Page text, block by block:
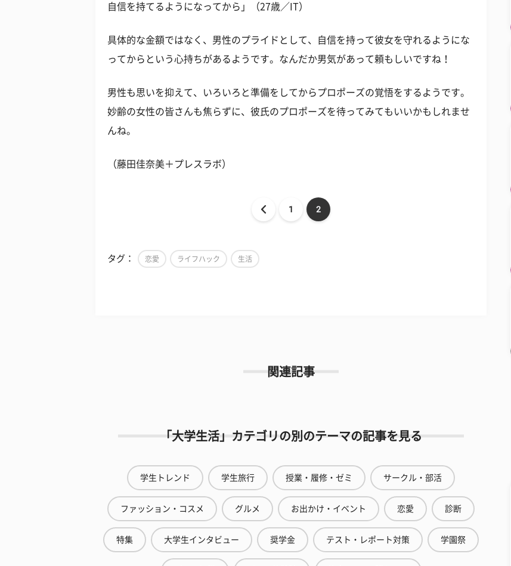
自信を持てるようになってから」（27歳／IT）
具体的な金額ではなく、男性のプライドとして、自信を持って彼女を守れるようにな
ってからという心持ちがあるようです。なんだか男気があって頼もしいですね！
男性も思いを抑えて、いろいろと準備をしてからプロポーズの覚悟をするようです。
妙齢の女性の皆さんも焦らずに、彼氏のプロポーズを待ってみてもいいかもしれませ
んね。
（藤田佳奈美＋プレスラボ）
1 2
タグ： 恋愛 ライフハック 生活
関連記事
「大学生活」カテゴリの別のテーマの記事を見る
学生トレンド 学生旅行 授業・履修・ゼミ サークル・部活
ファッション・コスメ グルメ お出かけ・イベント 恋愛 診断
特集 大学生インタビュー 奨学金 テスト・レポート対策 学園祭